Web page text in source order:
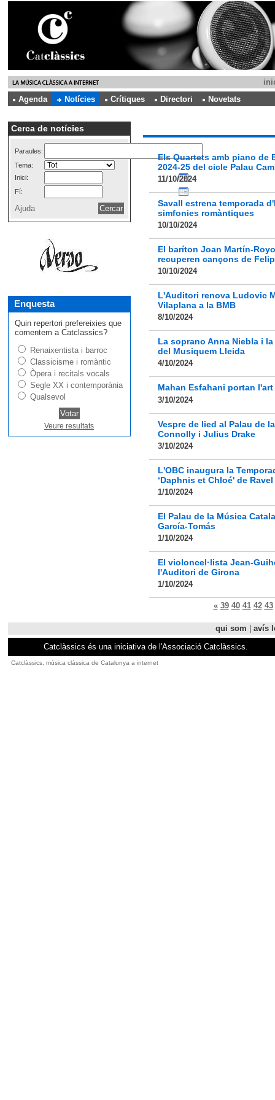
Agenda
Notícies Crítiques Directori Novetats
Cerca de notícies
Paraules:
Tema:
Inici:
Fí:
Ajuda
Enquesta
Quin repertori prefereixies que
comentem a Catclassics?
Renaixentista i barroc
Classicisme i romàntic
Òpera i recitals vocals
Segle XX i contemporània
Qualsevol
Veure resultats
Els Quartets amb piano de
2024-25 del cicle Palau
11/10/2024
Savall estrena temporada
simfonies romàntiques
10/10/2024
El baríton Joan Martín-
recuperen cançons de
10/10/2024
L'Auditori renova Ludovic
Vilaplana a la BMB
8/10/2024
La soprano Anna Niebla i
del Musiquem Lleida
4/10/2024
Mahan Esfahani portan
3/10/2024
Vespre de lied al Palau de
Connolly i Julius Drake
3/10/2024
L'OBC inaugura la
‘Daphnis et Chloé' de Ravel
1/10/2024
El Palau de la Música
García-Tomás
1/10/2024
El violoncel·lista Jean-
l'Auditori de Girona
1/10/2024
« 39 40 41 42 43
qui som
avís
Catclàssics és una iniciativa de l'Associació Catclàssics.
Catclàssics, música clàssica de Catalunya a internet